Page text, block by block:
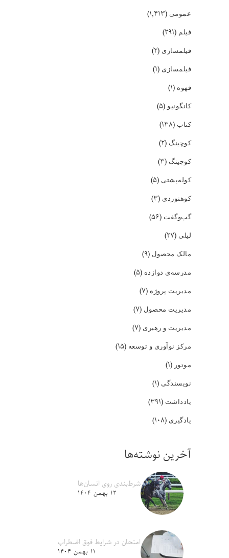
عمومی (۱,۴۱۳)
فیلم (۲۹۱)
فیلمسازی (۲)
فیلمسازی (۱)
قهوه (۱)
کانگونیو(۵)
کتاب (۱۳۸)
کوچینگ (۲)
کوچینگ (۳)
کوله‌پشتی (۵)
کوهنوردی (۳)
گپ‌و‌گفت (۵۶)
لیلی (۲۷)
مالک محصول (۹)
مدرسه‌ی دوازده (۵)
مدیریت پروژه (۷)
مدیریت محصول (۷)
مدیریت و رهبری (۷)
مرکز نوآوری و توسعه (۱۵)
موتور (۱)
نویسندگی (۱)
یادداشت (۳۹۱)
یادگیری (۱۰۸)
آخرین نوشته‌ها
شرط‌بندی روی انسان‌ها
۱۲ بهمن ۱۴۰۴
امتحان در شرایط فوق اضطراب
۱۱ بهمن ۱۴۰۴